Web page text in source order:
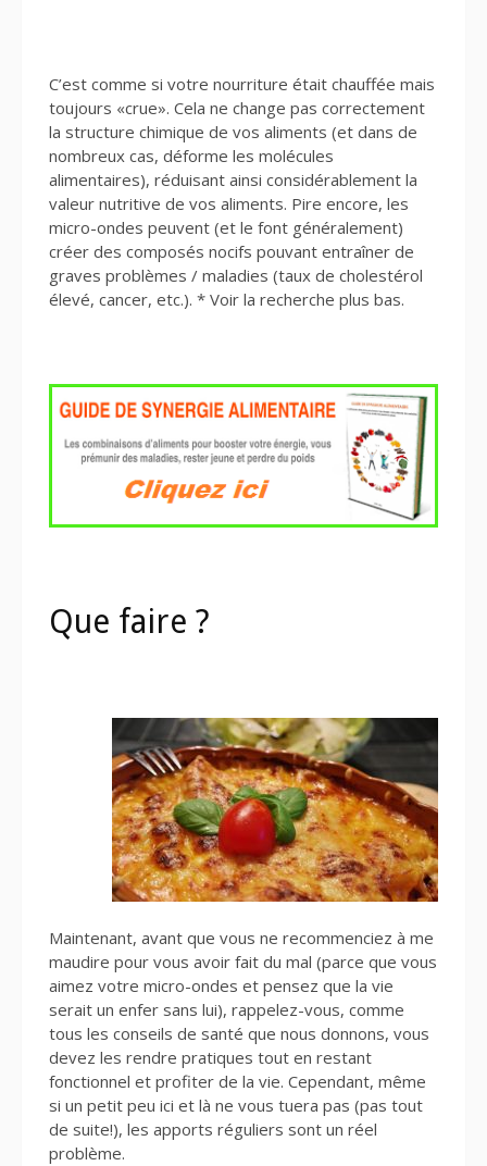
C’est comme si votre nourriture était chauffée mais
toujours «crue». Cela ne change pas correctement
la structure chimique de vos aliments (et dans de
nombreux cas, déforme les molécules
alimentaires), réduisant ainsi considérablement la
valeur nutritive de vos aliments. Pire encore, les
micro-ondes peuvent (et le font généralement)
créer des composés nocifs pouvant entraîner de
graves problèmes / maladies (taux de cholestérol
élevé, cancer, etc.). * Voir la recherche plus bas.
Que faire ?
Maintenant, avant que vous ne recommenciez à me
maudire pour vous avoir fait du mal (parce que vous
aimez votre micro-ondes et pensez que la vie
serait un enfer sans lui), rappelez-vous, comme
tous les conseils de santé que nous donnons, vous
devez les rendre pratiques tout en restant
fonctionnel et profiter de la vie. Cependant, même
si un petit peu ici et là ne vous tuera pas (pas tout
de suite!), les apports réguliers sont un réel
problème.